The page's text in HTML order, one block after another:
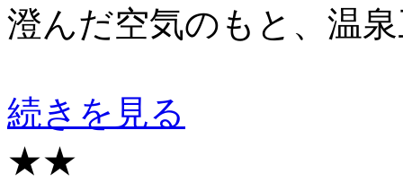
澄んだ空気のもと、温
続きを見る
★★